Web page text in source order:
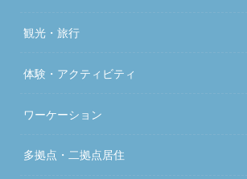
観光・旅行
体験・アクティビティ
ワーケーション
多拠点・二拠点居住